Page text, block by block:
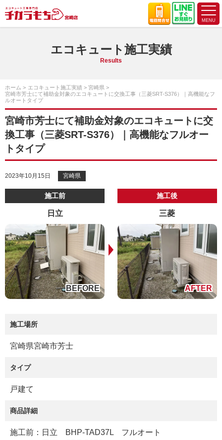
エコキュート施工実績
Results
ホーム エコキュート施工実績
宮崎県
宮崎市芳士にて補助金対象のエコキュートに交換工事（三菱SRT-S376）｜高機能なフ
ルオートタイプ
宮崎市芳士にて補助金対象のエコキュートに交
換工事（三菱SRT-S376）｜高機能なフルオー
トタイプ
2023年10月15日 宮崎県
施工前
日立
施工後
三菱
施工場所
宮崎県宮崎市芳士
タイプ
戸建て
商品詳細
施工前：日立 BHP-TAD37L フルオート